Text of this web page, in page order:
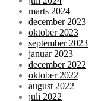
marts 2024
december 2023
oktober 2023
september 2023
januar 2023
december 2022
oktober 2022
august 2022
juli 2022